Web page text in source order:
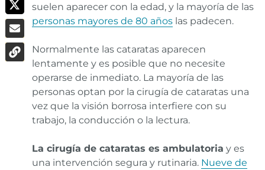
suelen aparecer con la edad, y la mayoría de las
personas mayores de 80 añoslas padecen.
Normalmente las cataratas aparecen
lentamente y es posible que no necesite
operarse de inmediato. La mayoría de las
personas optan por la cirugía de cataratas una
vez que la visión borrosa interfiere con su
trabajo, la conducción o la lectura.
La cirugía de cataratas es ambulatoria y es
una intervención segura y rutinaria. Nueve de